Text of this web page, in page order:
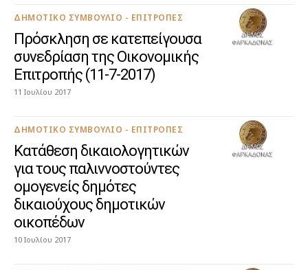
ΔΗΜΟΤΙΚΌ ΣΥΜΒΟΎΛΙΟ - ΕΠΙΤΡΟΠΈΣ
Πρόσκληση σε κατεπείγουσα
συνεδρίαση της Οικονομικής
Επιτροπής (11-7-2017)
11 Ιουλίου 2017
ΔΗΜΟΤΙΚΌ ΣΥΜΒΟΎΛΙΟ - ΕΠΙΤΡΟΠΈΣ
Κατάθεση δικαιολογητικών
για τους παλιννοστούντες
ομογενείς δημότες
δικαιούχους δημοτικών
οικοπέδων
10 Ιουλίου 2017